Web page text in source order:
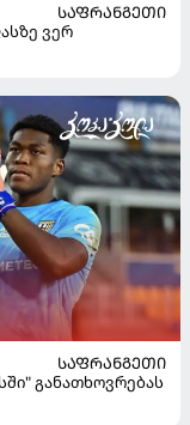
ᲡᲐᲤᲠᲐᲜᲒᲔᲗᲘ
ვერ
ᲡᲐᲤᲠᲐᲜᲒᲔᲗᲘ
განათხოვრებას